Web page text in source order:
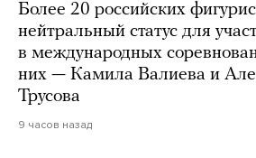
Более 20 российских
нейтральный статус для
в международных
них — Камила Валиева и
Трусова
9 часов назад